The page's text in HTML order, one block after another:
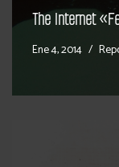
The Internet
Ene 4, 2014